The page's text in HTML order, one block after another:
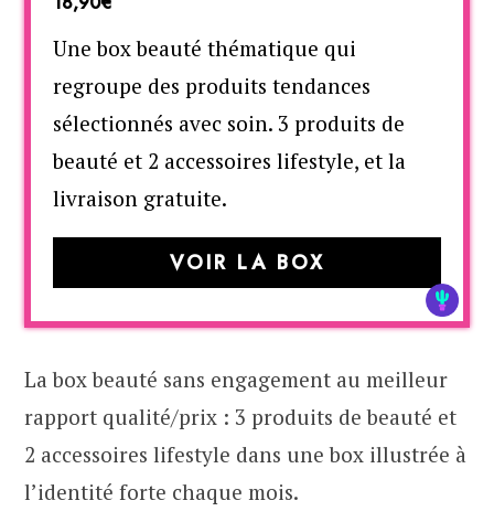
Une box beauté thématique qui
regroupe des produits tendances
sélectionnés avec soin. 3 produits de
beauté et 2 accessoires lifestyle, et la
livraison gratuite.
VOIR LA BOX
La box beauté sans engagement au meilleur
rapport qualité/prix : 3 produits de beauté et
2 accessoires lifestyle dans une box illustrée à
l’identité forte chaque mois.